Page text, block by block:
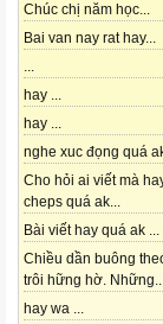
Chúc chị năm học...
Bai van nay rat hay...
...
hay ...
hay ...
nghe xuc đọng quá
Cho hỏi ai viết mà
cheps quá ak...
Bài viết hay quá ak ...
Chiều dần buông
trôi hững hờ.
hay wa ...